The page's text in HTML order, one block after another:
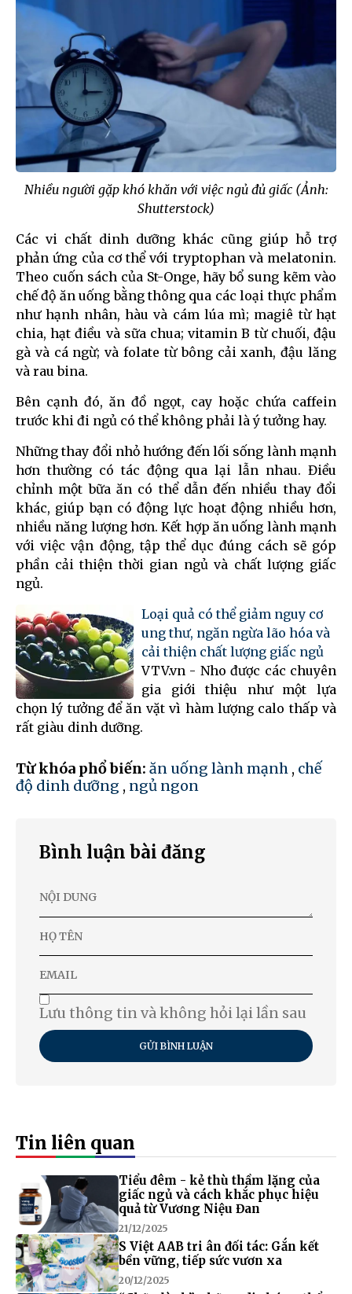
Nhiều người gặp khó khăn với việc ngủ đủ giấc (Ảnh:
Shutterstock)
Các vi chất dinh dưỡng khác cũng giúp hỗ trợ
phản ứng của cơ thể với tryptophan và melatonin.
Theo cuốn sách của St-Onge, hãy bổ sung kẽm vào
chế độ ăn uống bằng thông qua các loại thực phẩm
như hạnh nhân, hàu và cám lúa mì; magiê từ hạt
chia, hạt điều và sữa chua; vitamin B từ chuối, đậu
gà và cá ngừ; và folate từ bông cải xanh, đậu lăng
và rau bina.
Bên cạnh đó, ăn đồ ngọt, cay hoặc chứa caffein
trước khi đi ngủ có thể không phải là ý tưởng hay.
Những thay đổi nhỏ hướng đến lối sống lành mạnh
hơn thường có tác động qua lại lẫn nhau. Điều
chỉnh một bữa ăn có thể dẫn đến nhiều thay đổi
khác, giúp bạn có động lực hoạt động nhiều hơn,
nhiều năng lượng hơn. Kết hợp ăn uống lành mạnh
với việc vận động, tập thể dục đúng cách sẽ góp
phần cải thiện thời gian ngủ và chất lượng giấc
ngủ.
Loại quả có thể giảm nguy cơ
ung thư, ngăn ngừa lão hóa và
cải thiện chất lượng giấc ngủ
VTV.vn - Nho được các chuyên
gia giới thiệu như một lựa
chọn lý tưởng để ăn vặt vì hàm lượng calo thấp và
rất giàu dinh dưỡng.
Từ khóa phổ biến: ăn uống lành mạnh , chế
độ dinh dưỡng , ngủ ngon
Bình luận bài đăng
Lưu thông tin và không hỏi lại lần sau
GỬI BÌNH LUẬN
Tin liên quan
Tiểu đêm - kẻ thù thầm lặng của
giấc ngủ và cách khắc phục hiệu
quả từ Vương Niệu Đan
21/12/2025
S Việt AAB tri ân đối tác: Gắn kết
bền vững, tiếp sức vươn xa
20/12/2025